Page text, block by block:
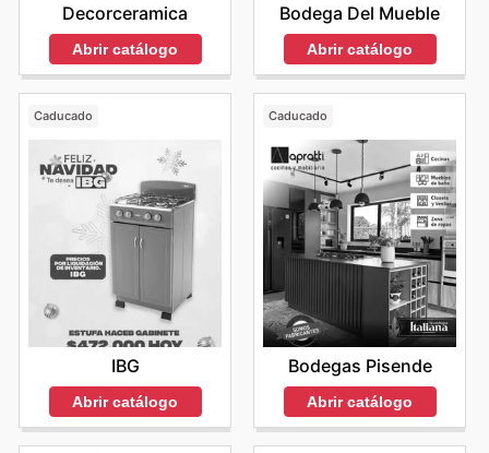
Decorceramica
Abrir catálogo
Bodega Del Mueble
Abrir catálogo
Caducado
IBG
Abrir catálogo
Caducado
Bodegas Pisende
Abrir catálogo